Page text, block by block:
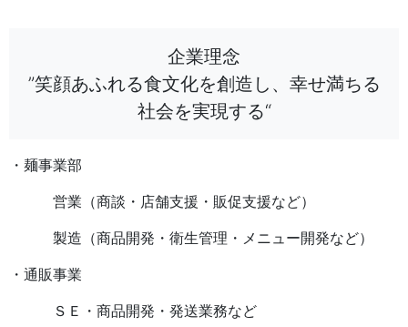
企業理念
”笑顔あふれる食文化を創造し、幸せ満ちる
社会を実現する“
・麺事業部
営業（商談・店舗支援・販促支援など）
製造（商品開発・衛生管理・メニュー開発など）
・通販事業
ＳＥ・商品開発・発送業務など